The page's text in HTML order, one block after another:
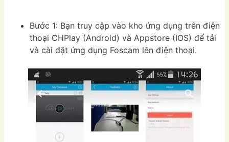
Bước 1: Bạn truy cập vào kho ứng dụng trên điện
thoại CHPlay (Android) và Appstore (IOS) để tải
và cài đặt ứng dụng Foscam lên điện thoại.